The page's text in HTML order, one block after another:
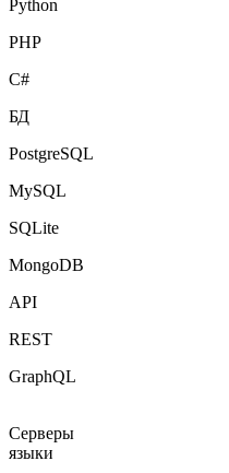
PHP
C#
БД
PostgreSQL
MySQL
SQLite
MongoDB
API
REST
GraphQL
языки
Python